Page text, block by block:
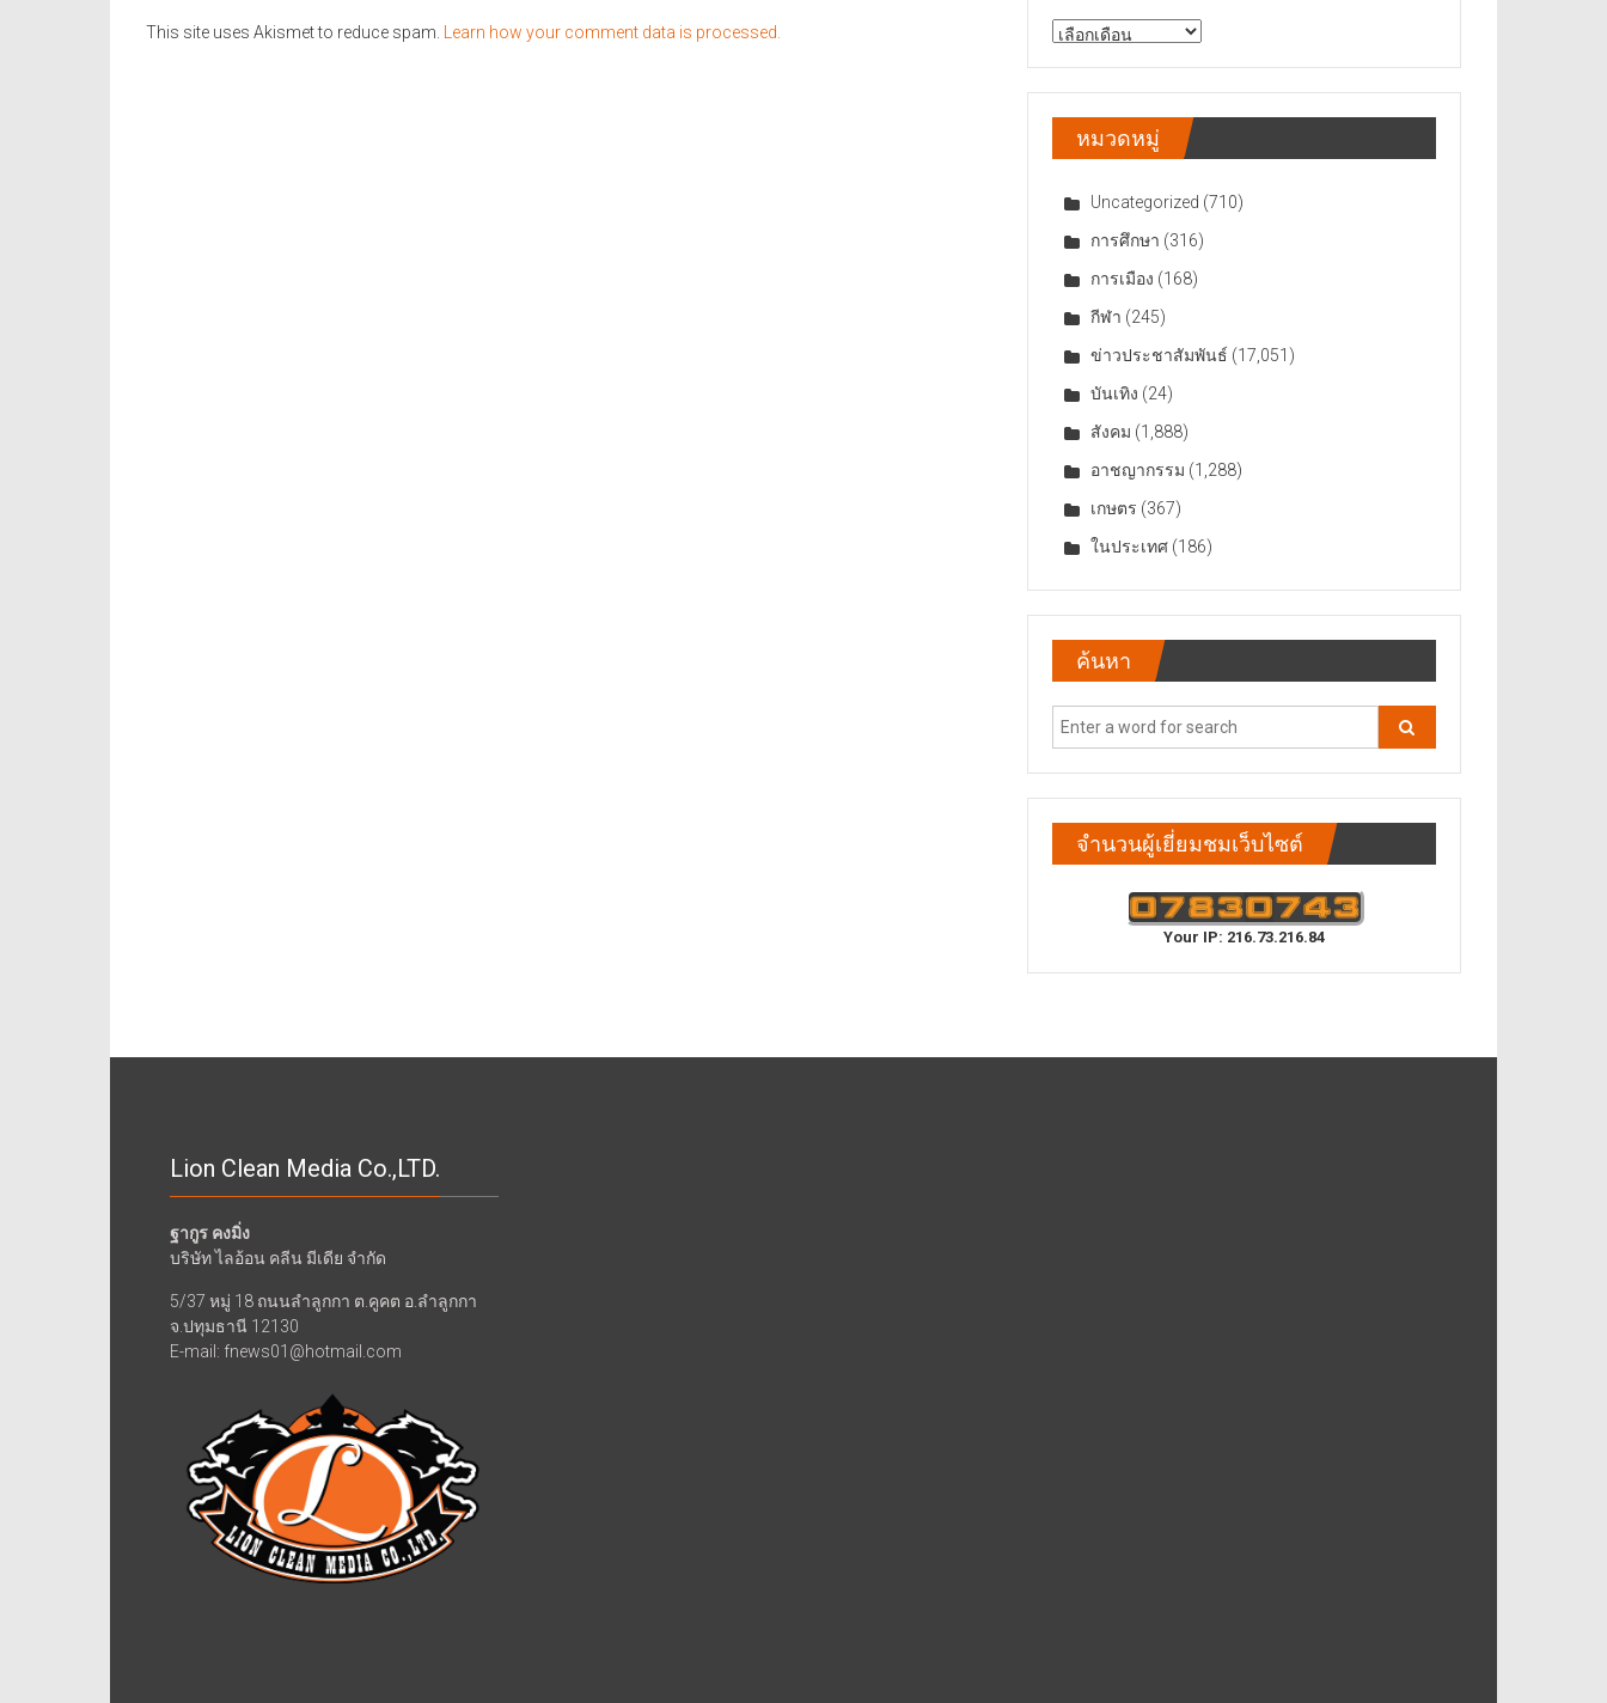
This site uses Akismet to reduce spam. Learn how your comment data is processed.
สารบัญ
หมวดหมู่
Uncategorized (710)
การศึกษา (316)
การเมือง (168)
กีฬา (245)
ข่าวประชาสัมพันธ์ (17,051)
บันเทิง (24)
สังคม (1,888)
อาชญากรรม (1,288)
เกษตร (367)
ในประเทศ (186)
ค้นหา
จำนวนผู้เยี่ยมชมเว็บไซต์
Your IP: 216.73.216.84
Lion Clean Media Co.,LTD.
ฐากูร คงมิ่ง
บริษัท ไลอ้อน คลีน มีเดีย จำกัด
5/37 หมู่ 18 ถนนลำลูกกา ต.คูคต อ.ลำลูกกา
จ.ปทุมธานี 12130
E-mail: fnews01@hotmail.com